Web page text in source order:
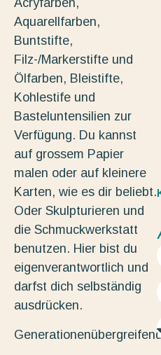
Acryfarben,
Aquarellfarben,
Buntstifte,
Filz-/Markerstifte und
Ölfarben, Bleistifte,
Kohlestife und
Basteluntensilien zur
Verfügung. Du kannst
auf grossem Papier
malen oder auf kleinere
Karten, wie es dir beliebt.
Oder Skulpturieren und
die Schmuckwerkstatt
benutzen. Hier bist du
eigenverantwortlich und
darfst dich selbständig
ausdrücken.